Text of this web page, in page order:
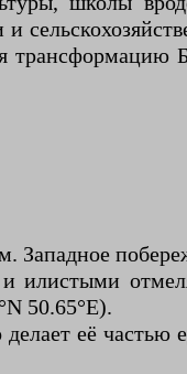
Западное
50.65°E).
её частью